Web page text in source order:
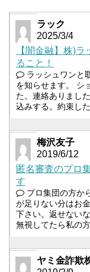
ラック
2025/3/4
【闇金融】株)
ること！
ラッシュワンと
を知らせます。 シ
た。連絡ありまし
込みする。約束し
梅沢友子
2019/6/12
匿名審査のプロ
す
プロ集団の方か
が足りない分はお
下さい。返せない
無視してたら私の
ヤミ金詐欺